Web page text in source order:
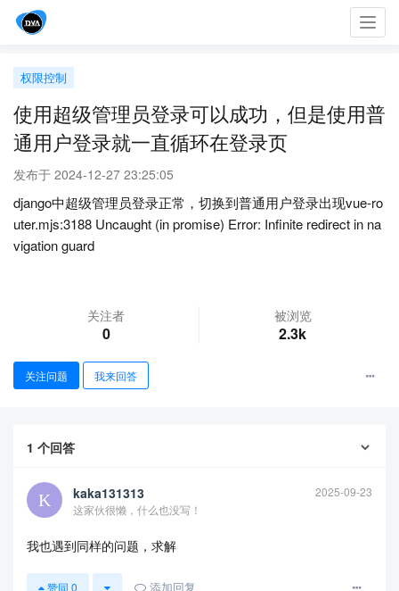
权限控制
使用超级管理员登录可以成功，但是使用普
通用户登录就一直循环在登录页
发布于 2024-12-27 23:25:05
django中超级管理员登录正常，切换到普通用户登录出现vue-ro
uter.mjs:3188 Uncaught (in promise) Error: Infinite redirect in na
vigation guard
关注者
0
被浏览
2.3k
关注问题 我来回答
1 个回答
kaka131313
2025-09-23
这家伙很懒，什么也没写！
我也遇到同样的问题，求解
赞同 0 添加回复